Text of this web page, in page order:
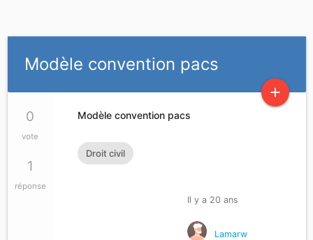
Modèle convention pacs
add
0
vote
1
réponse
Modèle convention pacs
Droit civil
Il y a 20 ans
Lamarw